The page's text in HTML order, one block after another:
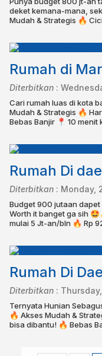
deket kemana-mana,
Mudah & Strategis 🔥
Rumah di
Diterbitkan :
Cari rumah luas di kota
Mudah & Strategis 🔥
Bebas Banjir⁣⁣ ⁣⁣📍 10 menit
Rumah Di
Diterbitkan : Monday,
Budget 900 jutaan dapet
Worth it banget ga sih
mulai 5 Jt-an/bln 🔥 Rp
Rumah Di
Diterbitkan :
Ternyata Hunian
🔥 Akses Mudah &
bisa dibantu!⁣⁣⁣⁣⁣ 🔥 Bebas